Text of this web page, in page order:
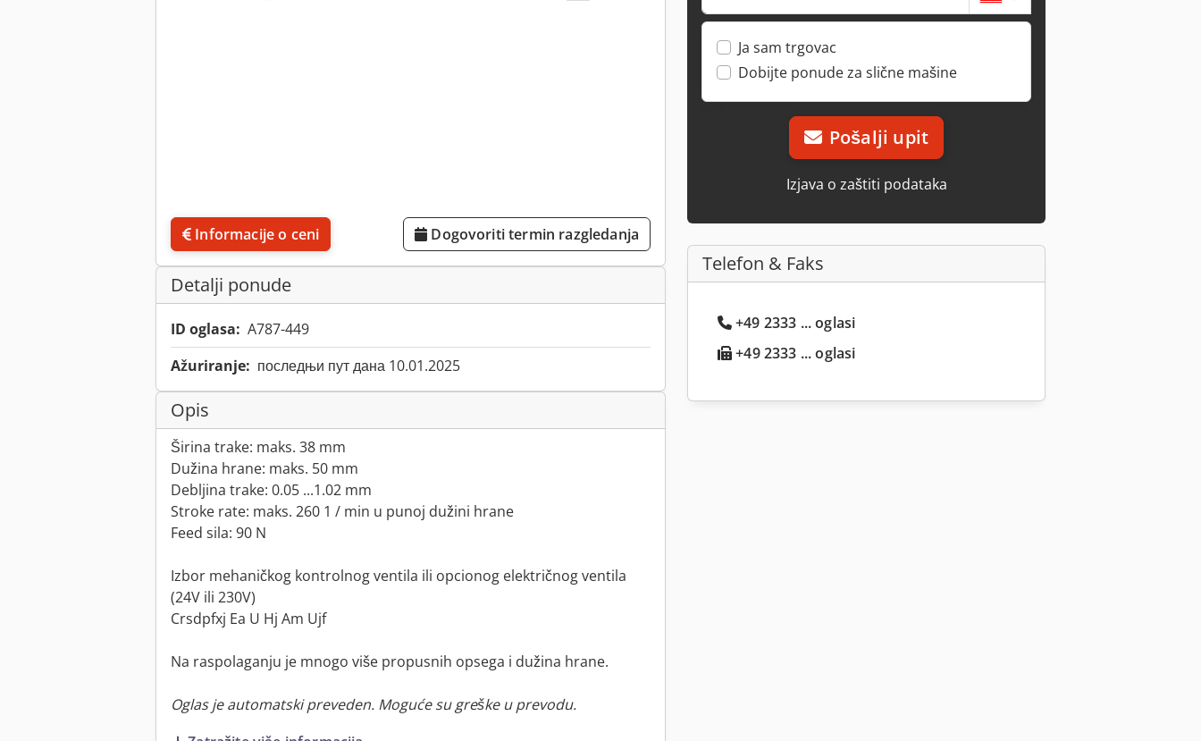
Informacije o ceni Dogovoriti termin razgledanja
Detalji ponude
ID oglasa: A787-449
Ažuriranje: последњи пут дана 10.01.2025
Opis
Širina trake: maks. 38 mm
Dužina hrane: maks. 50 mm
Debljina trake: 0.05 ...1.02 mm
Stroke rate: maks. 260 1 / min u punoj dužini hrane
Feed sila: 90 N
Izbor mehaničkog kontrolnog ventila ili opcionog električnog ventila
(24V ili 230V)
Crsdpfxj Ea U Hj Am Ujf
Na raspolaganju je mnogo više propusnih opsega i dužina hrane.
Oglas je automatski preveden. Moguće su greške u prevodu.
Ja sam trgovac
Dobijte ponude za slične mašine
Pošalji upit
Izjava o zaštiti podataka
Telefon & Faks
+49 2333 ... oglasi
+49 2333 ... oglasi